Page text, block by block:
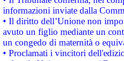
informazioni inviate dalla
• Il diritto dell’Unione non
avuto un figlio mediante un
un congedo di maternità o
• Proclamati i vincitori